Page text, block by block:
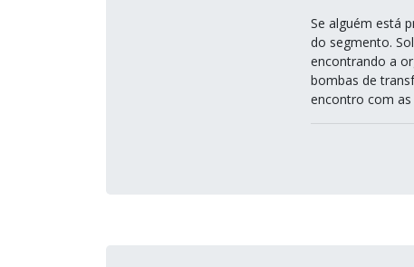
Se alguém está
do segmento.
encontrando a
bombas de
encontro com as